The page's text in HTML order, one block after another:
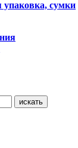
упаковка, сумки
искать